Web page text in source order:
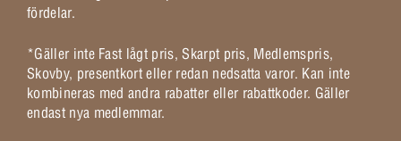
fördelar.
*Gäller inte Fast lågt pris, Skarpt pris, Medlemspris,
Skovby, presentkort eller redan nedsatta varor. Kan inte
kombineras med andra rabatter eller rabattkoder. Gäller
endast nya medlemmar.